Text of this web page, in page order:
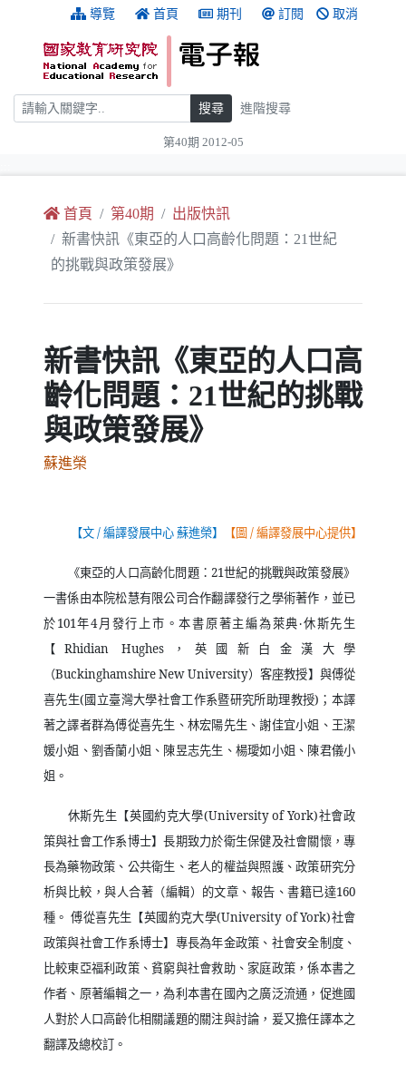
跳到主要內容 導覽 首頁 期刊 訂閱 取消
搜尋 搜尋 進階搜尋
第40期 2012-05
首頁 第40期
出版快訊
新書快訊《東亞的人口高齡化問題：21世紀
的挑戰與政策發展》
新書快訊《東亞的人口高
齡化問題：21世紀的挑戰
與政策發展》
蘇進榮
【文/編譯發展中心 蘇進榮】 【圖/編譯發展中心提供】
《東亞的人口高齡化問題： 21世紀的挑戰與政策發展》
一書係由本院松慧有限公司合作翻譯發行之學術著作，並已
於101年4月發行上市。本書原著主編為萊典‧休斯先生
【Rhidian Hughes，英國新白金漢大學
（Buckinghamshire New University）客座教授】與傅從
喜先生(國立臺灣大學社會工作系暨研究所助理教授) ；本譯
著之譯者群為傅從喜先生、林宏陽先生、謝佳宜小姐、王潔
媛小姐、劉香蘭小姐、陳昱志先生、楊璦如小姐、陳君儀小
姐。
休斯先生【英國約克大學(University of York)社會政
策與社會工作系博士】長期致力於衛生保健及社會關懷，專
長為藥物政策、公共衛生、老人的權益與照護、政策研究分
析與比較，與人合著（編輯）的文章、報告、書籍已達160
種。 傅從喜先生【英國約克大學(University of York)社會
政策與社會工作系博士】專長為年金政策、社會安全制度、
比較東亞福利政策、貧窮與社會救助、家庭政策，係本書之
作者、原著編輯之一，為利本書在國內之廣泛流通，促進國
人對於人口高齡化相關議題的關注與討論，爰又擔任譯本之
翻譯及總校訂。